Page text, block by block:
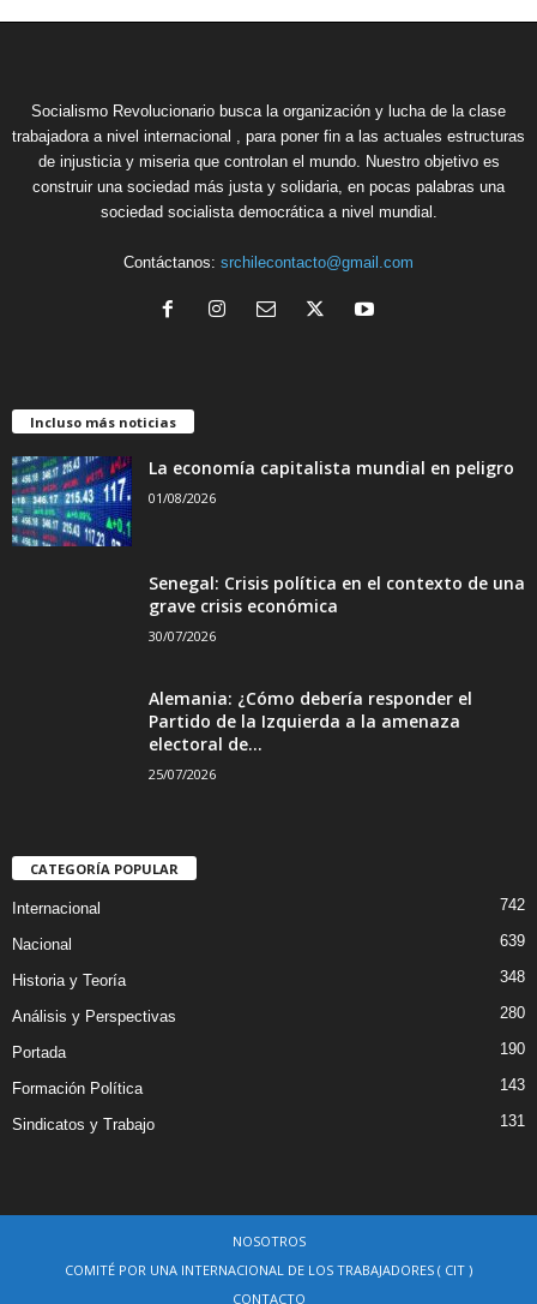
Socialismo Revolucionario busca la organización y lucha de la clase
trabajadora a nivel internacional , para poner fin a las actuales estructuras
de injusticia y miseria que controlan el mundo. Nuestro objetivo es
construir una sociedad más justa y solidaria, en pocas palabras una
sociedad socialista democrática a nivel mundial.
Contáctanos: srchilecontacto@gmail.com
Incluso más noticias
La economía capitalista mundial en peligro
01/08/2026
Senegal: Crisis política en el contexto de una
grave crisis económica
30/07/2026
Alemania: ¿Cómo debería responder el
Partido de la Izquierda a la amenaza
electoral de...
25/07/2026
CATEGORÍA POPULAR
Internacional 742
Nacional 639
Historia y Teoría 348
Análisis y Perspectivas 280
Portada 190
Formación Política 143
Sindicatos y Trabajo 131
NOSOTROS
COMITÉ POR UNA INTERNACIONAL DE LOS TRABAJADORES ( CIT )
CONTACTO